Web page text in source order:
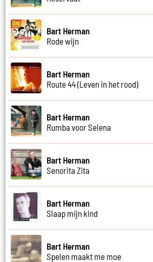
Bart Herman
Rode wijn
Bart Herman
Route 44 (Leven in het rood)
Bart Herman
Rumba voor Selena
Bart Herman
Senorita Zita
Bart Herman
Slaap mijn kind
Bart Herman
Spelen maakt me moe